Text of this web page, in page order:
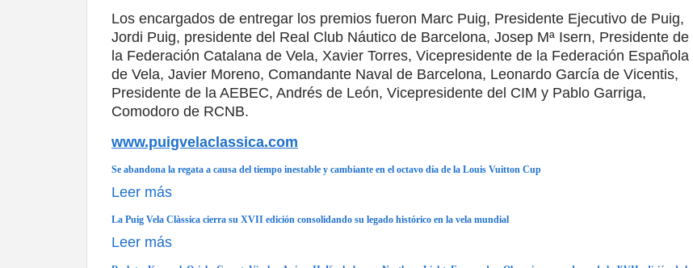
Los encargados de entregar los premios fueron Marc Puig, Presidente Ejecutivo de Puig,
Jordi Puig, presidente del Real Club Náutico de Barcelona, Josep Mª Isern, Presidente de
la Federación Catalana de Vela, Xavier Torres, Vicepresidente de la Federación Española
de Vela, Javier Moreno, Comandante Naval de Barcelona, Leonardo García de Vicentis,
Presidente de la AEBEC, Andrés de León, Vicepresidente del CIM y Pablo Garriga,
Comodoro de RCNB.
www.puigvelaclassica.com
Se abandona la regata a causa del tiempo inestable y cambiante en el octavo día de la Louis Vuitton Cup
Leer más
La Puig Vela Clàssica cierra su XVII edición consolidando su legado histórico en la vela mundial
Leer más